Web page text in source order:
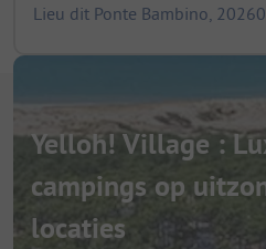
Lieu dit Ponte Bambino,
Yelloh! Village :
campings op
locaties